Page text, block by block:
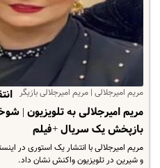
مریم امیرجلالی | مریم امیرجلالی بازیگر
مریم امیرجلالی به تلویزیون |
بازپخش یک سریال +فیلم
مریم امیرجلالی با انتشار یک استوری در
و شیرین در تلویزیون واکنش نشان داد.